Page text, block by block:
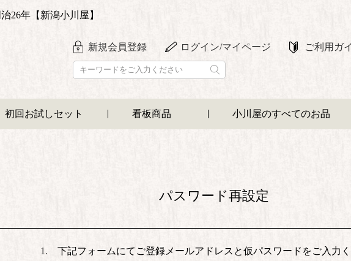
26年【新潟小川屋】
新規会員登録 ログイン/マイページ ご利用ガ
初回お試しセット 看板商品 小川屋のすべてのお品
パスワード再設定
下記フォームにてご登録メールアドレスと仮パスワードをご入力